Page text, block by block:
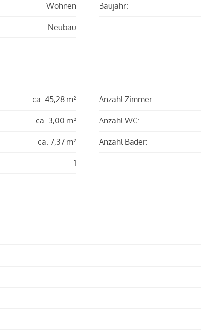
Wohnen
Neubau
Baujahr:
ca. 45,28 m²
ca. 3,00 m²
ca. 7,37 m²
1
Anzahl Zimmer:
Anzahl WC:
Anzahl Bäder: